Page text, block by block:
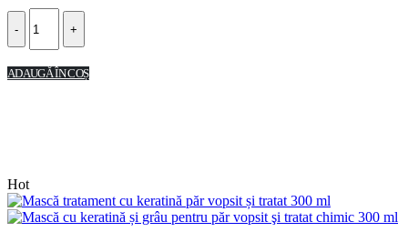
a
fost:
- +
ADAUGĂ ÎN COȘ
Hot